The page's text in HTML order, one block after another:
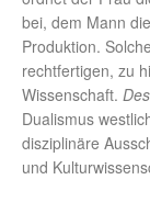
bei, dem Mann
Produktion.
rechtfertigen, zu
Wissenschaft.
Dualismus
disziplinäre
und